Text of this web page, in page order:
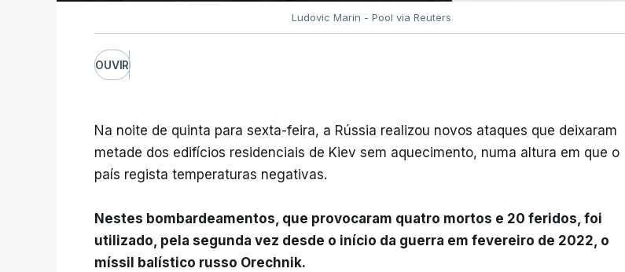
Ludovic Marin - Pool via Reuters
OUVIR
Na noite de quinta para sexta-feira, a Rússia realizou novos ataques que deixaram
metade dos edifícios residenciais de Kiev sem aquecimento, numa altura em que o
país regista temperaturas negativas.
Nestes bombardeamentos, que provocaram quatro mortos e 20 feridos, foi
utilizado, pela segunda vez desde o início da guerra em fevereiro de 2022, o
míssil balístico russo Orechnik.